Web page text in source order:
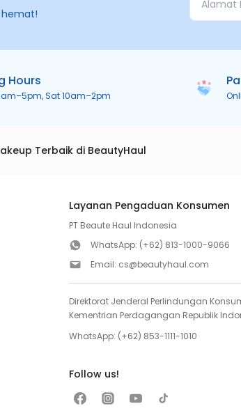
Hours
Sat 10am–2pm
Terbaik di BeautyHaul
Layanan Pengaduan Konsumen
PT Beaute Haul Indonesia
WhatsApp: (+62) 813-1000-9066
Email: cs@beautyhaul.com
Direktorat Jenderal Perlindungan
Kementrian Perdagangan Republik
WhatsApp: (+62) 853-1111-1010
Follow us!